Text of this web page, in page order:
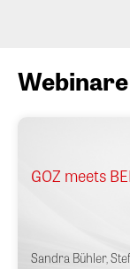
GOZ meets
Sandra Bühler,